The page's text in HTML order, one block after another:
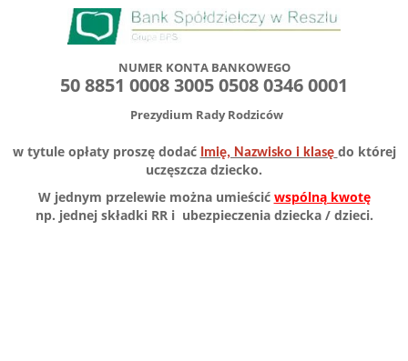
NUMER KONTA BANKOWEGO
50 8851 0008 3005 0508 0346 0001
Prezydium Rady Rodziców
w tytule opłaty proszę dodać Imię, Nazwisko i klasę do której
uczęszcza dziecko.
W jednym przelewie można umieścić wspólną kwotę
np. jednej składki RR i ubezpieczenia dziecka / dzieci.